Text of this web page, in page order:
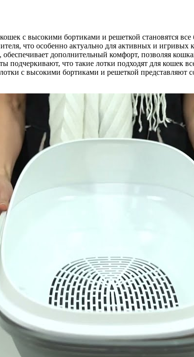
с высокими бортиками и решеткой становятся
что особенно актуально для активных и
дополнительный комфорт, позволяя
что такие лотки подходят для кошек
с высокими бортиками и решеткой представляют